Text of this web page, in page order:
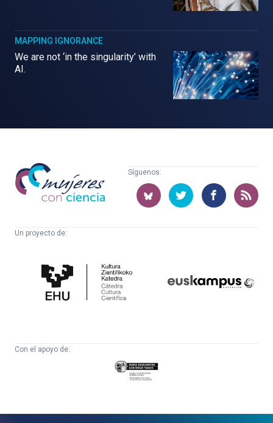
MAPPING IGNORANCE
We are not ‘in the singularity’ with
AI.
Mujeres
con
ciencia
Síguenos:
Un proyecto de:
Cultura
Científica
Con el apoyo de:
Eusko
Jaurlaritza